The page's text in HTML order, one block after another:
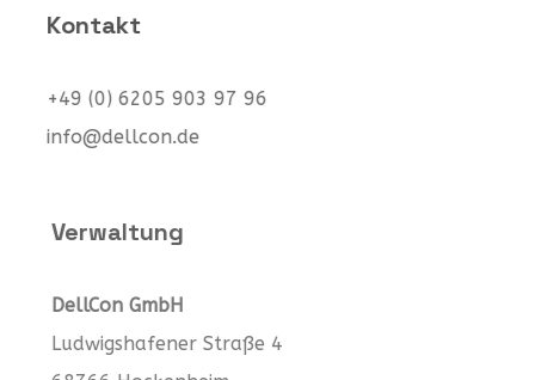
Kontakt
+49 (0) 6205 903 97 96
info@dellcon.de
Verwaltung
DellCon GmbH
Ludwigshafener Straße 4